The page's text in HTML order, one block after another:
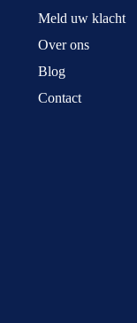
Meld uw klacht
Over ons
Blog
Contact